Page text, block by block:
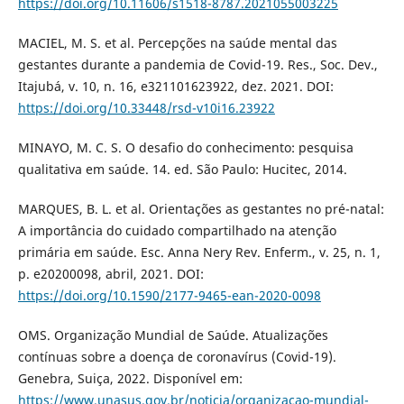
MACIEL, M. S. et al. Percepções na saúde mental das
gestantes durante a pandemia de Covid-19. Res., Soc. Dev.,
Itajubá, v. 10, n. 16, e321101623922, dez. 2021. DOI:
https://doi.org/10.33448/rsd-v10i16.23922
MINAYO, M. C. S. O desafio do conhecimento: pesquisa
qualitativa em saúde. 14. ed. São Paulo: Hucitec, 2014.
MARQUES, B. L. et al. Orientações as gestantes no pré-natal:
A importância do cuidado compartilhado na atenção
primária em saúde. Esc. Anna Nery Rev. Enferm., v. 25, n. 1,
p. e20200098, abril, 2021. DOI:
https://doi.org/10.1590/2177-9465-ean-2020-0098
OMS. Organização Mundial de Saúde. Atualizações
contínuas sobre a doença de coronavírus (Covid-19).
Genebra, Suiça, 2022. Disponível em:
https://www.unasus.gov.br/noticia/organizacao-mundial-